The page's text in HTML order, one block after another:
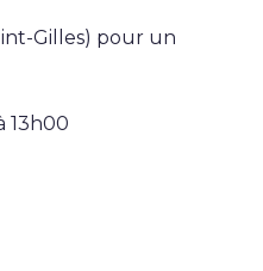
Gilles) pour un
13h00